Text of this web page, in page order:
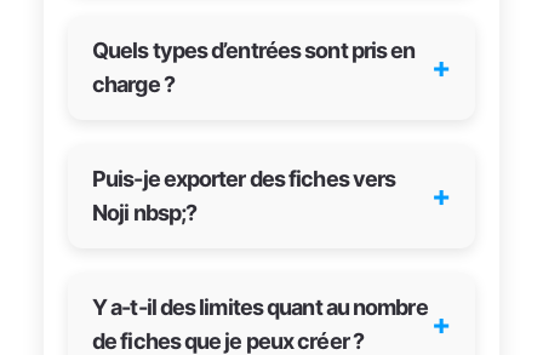
Quels types d’entrées sont pris en
charge ?
+
Puis-je exporter des fiches vers
Noji nbsp;?
+
Y a-t-il des limites quant au nombre
de fiches que je peux créer ?
+